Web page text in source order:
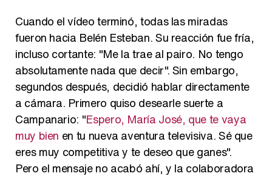
Cuando el vídeo terminó, todas las miradas
fueron hacia Belén Esteban. Su reacción fue fría,
incluso cortante: "Me la trae al pairo. No tengo
absolutamente nada que decir". Sin embargo,
segundos después, decidió hablar directamente
a cámara. Primero quiso desearle suerte a
Campanario: "Espero, María José, que te vaya
muy bien en tu nueva aventura televisiva. Sé que
eres muy competitiva y te deseo que ganes".
Pero el mensaje no acabó ahí, y la colaboradora